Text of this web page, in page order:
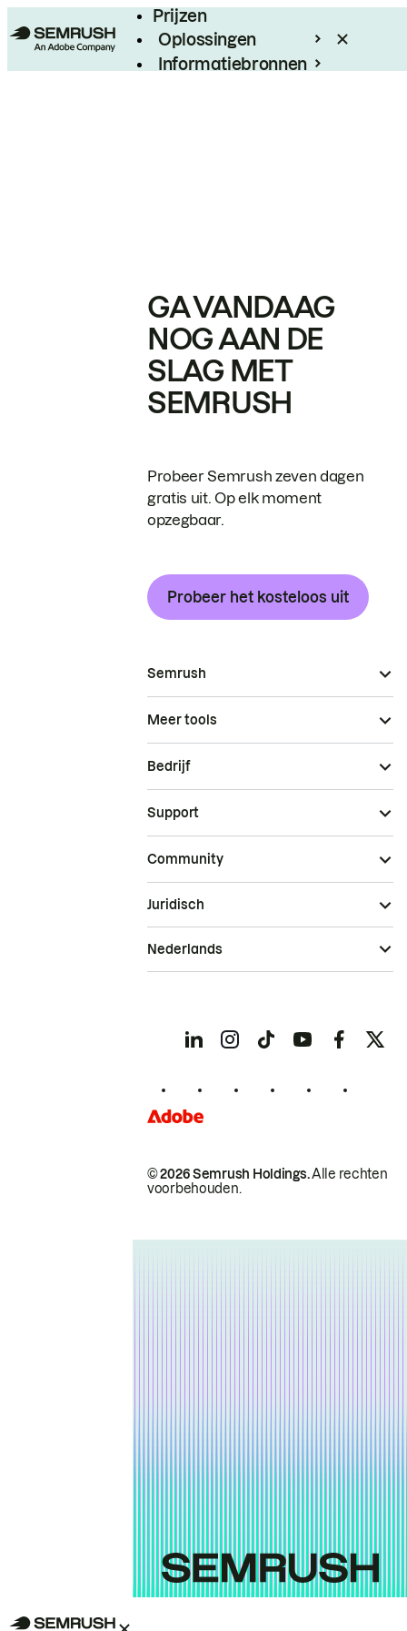
Prijzen
Oplossingen
Informatiebronnen
GA VANDAAG
NOG AAN DE
SLAG MET
SEMRUSH
Probeer Semrush zeven dagen
gratis uit. Op elk moment
opzegbaar.
Probeer het kosteloos uit
Semrush
Meer tools
Bedrijf
Support
Community
© 2026 Semrush Holdings.Alle rechten
voorbehouden.
Juridisch
Nederlands